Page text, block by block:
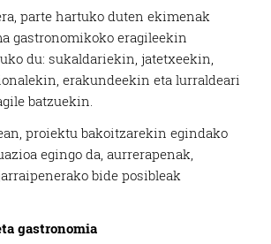
parte hartuko duten ekimenak
gastronomikoko eragileekin
du: sukaldariekin, jatetxeekin,
erakundeekin eta lurraldeari
batzuekin.
proiektu bakoitzarekin egindako
egingo da, aurrerapenak,
bide posibleak
gastronomia